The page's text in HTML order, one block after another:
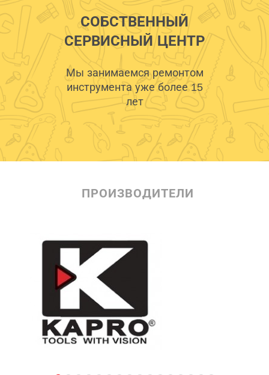
СОБСТВЕННЫЙ
СЕРВИСНЫЙ ЦЕНТР
Мы занимаемся ремонтом
инструмента уже более 15
лет
ПРОИЗВОДИТЕЛИ